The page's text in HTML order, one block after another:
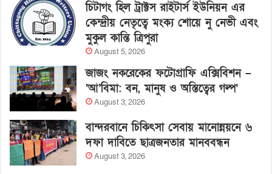
চিটাগং হিল ট্রাক্টস রাইটার্স ইউনিয়ন এর
কেন্দ্রীয় নেতৃত্বে মংক্য শোয়ে নু নেভী এবং
মুকুল কান্তি ত্রিপুরা
August 5, 2026
জাজং নকরেকের ফটোগ্রাফি এক্সিবিশন –
‘আ’বিমা: বন, মানুষ ও অস্তিত্বের গল্প’
August 3, 2026
বান্দরবানে চিকিৎসা সেবায় মানোন্নয়নে ৬
দফা দাবিতে ছাত্রজনতার মানববন্ধন
August 3, 2026